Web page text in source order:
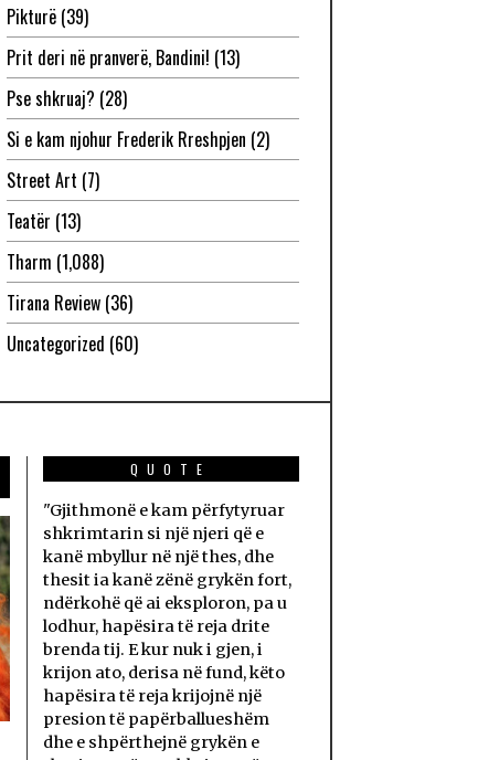
Pikturë(39)
Prit deri në pranverë, Bandini! (13)
Pse shkruaj? (28)
Si e kam njohur Frederik Rreshpjen (2)
Street Art (7)
Teatër (13)
Tharm (1,088)
Tirana Review(36)
Uncategorized (60)
QUOTE
"Gjithmonë e kam përfytyruar
shkrimtarin si një njeri që e
kanë mbyllur në një thes, dhe
thesit ia kanë zënë grykën fort,
ndërkohë që ai eksploron, pa u
lodhur, hapësira të reja drite
brenda tij. E kur nuk i gjen, i
krijon ato, derisa në fund, këto
hapësira të reja krijojnë një
presion të papërballueshëm
dhe e shpërthejnë grykën e